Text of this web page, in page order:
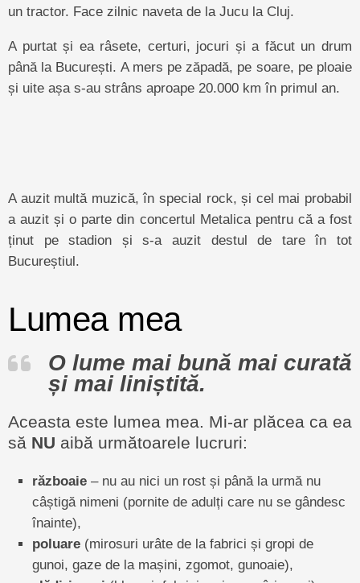
un tractor. Face zilnic naveta de la Jucu la Cluj.
A purtat și ea râsete, certuri, jocuri și a făcut un drum
până la București. A mers pe zăpadă, pe soare, pe ploaie
și uite așa s-au strâns aproape 20.000 km în primul an.
A auzit multă muzică, în special rock, și cel mai probabil
a auzit și o parte din concertul Metalica pentru că a fost
ținut pe stadion și s-a auzit destul de tare în tot
Bucureștiul.
Lumea mea
O lume mai bună mai curată
și mai liniștită.
Aceasta este lumea mea. Mi-ar plăcea ca ea
să NU aibă următoarele lucruri:
războaie – nu au nici un rost și până la urmă nu
câștigă nimeni (pornite de adulți care nu se gândesc
înainte),
poluare (mirosuri urâte de la fabrici și gropi de
gunoi, gaze de la mașini, zgomot, gunoaie),